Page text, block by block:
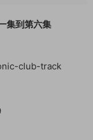
集到第六集
club-track